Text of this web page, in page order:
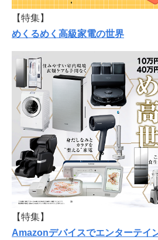
【特集】
めくるめく高級家電の世界
【特集】
Amazonデバイスでエンターテイ